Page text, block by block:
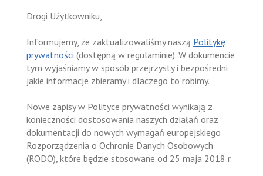
Drogi Użytkowniku,
Informujemy, że zaktualizowaliśmy naszą Politykę
prywatności (dostępną w regulaminie). W dokumencie
tym wyjaśniamy w sposób przejrzysty i bezpośredni
jakie informacje zbieramy i dlaczego to robimy.
Nowe zapisy w Polityce prywatności wynikają z
konieczności dostosowania naszych działań oraz
dokumentacji do nowych wymagań europejskiego
Rozporządzenia o Ochronie Danych Osobowych
(RODO), które będzie stosowane od 25 maja 2018 r.